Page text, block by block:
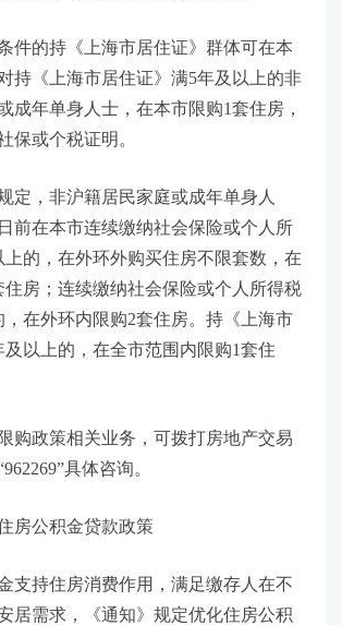
的持《上海市居住证》群体可在本
持《上海市居住证》满5年及以上的非
成年单身人士，在本市限购1套住房，
保或个税证明。
，非沪籍居民家庭或成年单身人
前在本市连续缴纳社会保险或个人所
上的，在外环外购买住房不限套数，在
住房；连续缴纳社会保险或个人所得税
，在外环内限购2套住房。持《上海市
及以上的，在全市范围内限购1套住
政策相关业务，可拨打房地产交易
具体咨询。
公积金贷款政策
持住房消费作用，满足缴存人在不
居需求，《通知》规定优化住房公积